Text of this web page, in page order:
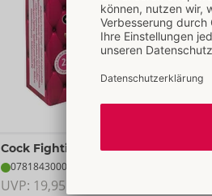
Cock Fighting
07818430000
UVP: 19,95 €